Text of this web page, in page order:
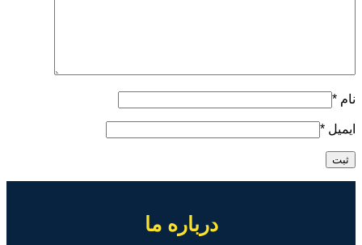
نام *
ایمیل *
درباره ما